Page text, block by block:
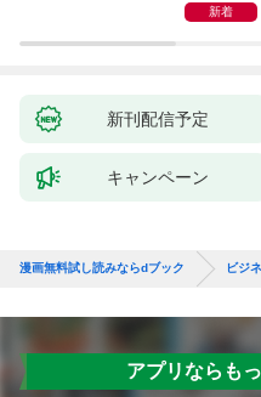
新着
新刊配信予定
キャンペーン
漫画無料試し読みならdブック ビジ
アプリならも